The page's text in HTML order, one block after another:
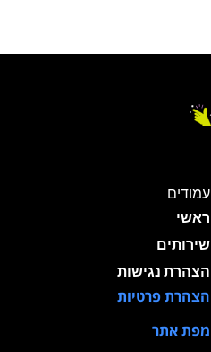
עמודים
ראשי
שירותים
הצהרת נגישות
הצהרת פרטיות
מפת אתר